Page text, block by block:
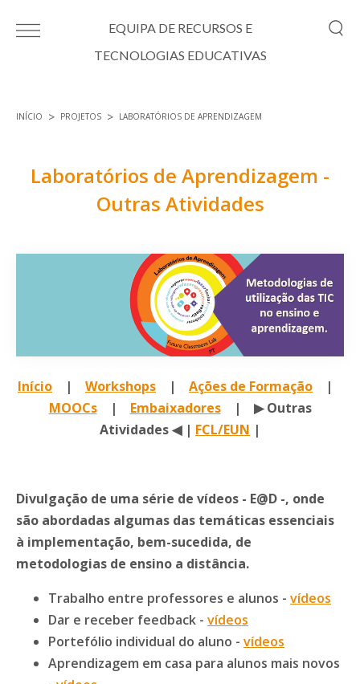
EQUIPA DE RECURSOS E
TECNOLOGIAS EDUCATIVAS
INÍCIO PROJETOS LABORATÓRIOS DE APRENDIZAGEM
Laboratórios de Aprendizagem -
Outras Atividades
Início | Workshops | Ações de Formação |
MOOCs| Embaixadores| ▶ Outras
Atividades ◀ | FCL/EUN |
Divulgação de uma série de vídeos - E@D -, onde
são abordadas algumas das temáticas essenciais
à implementação, bem-sucedida, de
metodologias de ensino a distância.
Trabalho entre professores e alunos - vídeos
Dar e receber feedback - vídeos
Portefólio individual do aluno - vídeos
Aprendizagem em casa para alunos mais novos